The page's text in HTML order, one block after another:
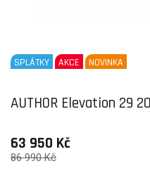
SPLÁTKY AKCE NOVINKA
AUTHOR Elevation 29
63 950 Kč
86 990 Kč